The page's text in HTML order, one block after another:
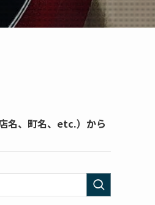
名、町名、etc.）から